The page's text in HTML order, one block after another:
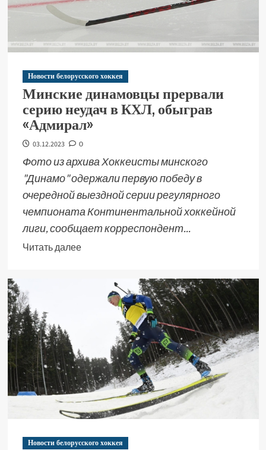
Новости белорусского хоккея
Минские динамовцы прервали
серию неудач в КХЛ, обыграв
«Адмирал»
03.12.2023 0
Фото из архива Хоккеисты минского
"Динамо" одержали первую победу в
очередной выездной серии регулярного
чемпионата Континентальной хоккейной
лиги, сообщает корреспондент...
Читать далее
Новости белорусского хоккея